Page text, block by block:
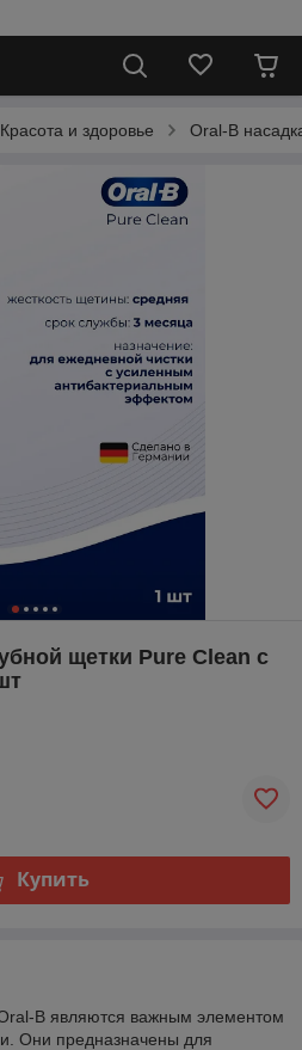
Красота и здоровье Oral-B
щетки Pure Clean с
Купить
B являются важным элементом
Они предназначены для